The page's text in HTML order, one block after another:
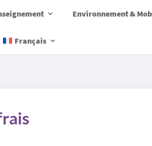
Environnement &
Français